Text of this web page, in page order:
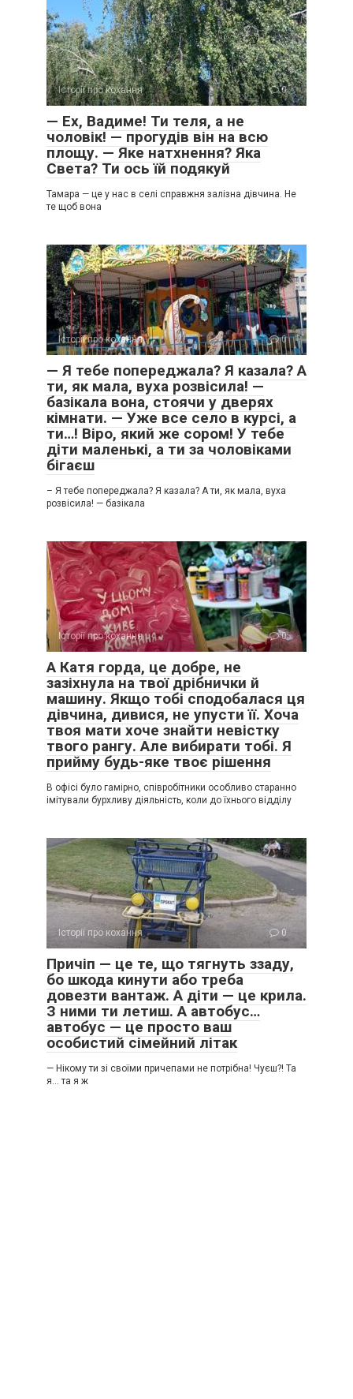
Історії про кохання 0
— Ех, Вадиме! Ти теля, а не
чоловік! — прогудів він на всю
площу. — Яке натхнення? Яка
Света? Ти ось їй подякуй
Тамара — це у нас в селі справжня залізна дівчина. Не
те щоб вона
Історії про кохання 0
— Я тебе попереджала? Я казала? А
ти, як мала, вуха розвісила! —
базікала вона, стоячи у дверях
кімнати. — Уже все село в курсі, а
ти…! Віро, який же сором! У тебе
діти маленькі, а ти за чоловіками
бігаєш
– Я тебе попереджала? Я казала? А ти, як мала, вуха
розвісила! — базікала
Історії про кохання 0
А Катя горда, це добре, не
зазіхнула на твої дрібнички й
машину. Якщо тобі сподобалася ця
дівчина, дивися, не упусти її. Хоча
твоя мати хоче знайти невістку
твого рангу. Але вибирати тобі. Я
прийму будь-яке твоє рішення
В офісі було гамірно, співробітники особливо старанно
імітували бурхливу діяльність, коли до їхнього відділу
Історії про кохання 0
Причіп — це те, що тягнуть ззаду,
бо шкода кинути або треба
довезти вантаж. А діти — це крила.
З ними ти летиш. А автобус…
автобус — це просто ваш
особистий сімейний літак
— Нікому ти зі своїми причепами не потрібна! Чуєш?! Та
я… та я ж